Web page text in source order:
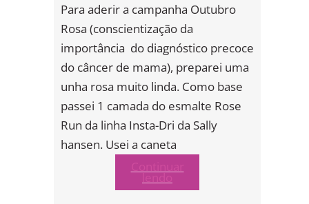
Para aderir a campanha Outubro
Rosa (conscientização da
importância do diagnóstico precoce
do câncer de mama), preparei uma
unha rosa muito linda. Como base
passei 1 camada do esmalte Rose
Run da linha Insta-Dri da Sally
hansen. Usei a caneta
lendo